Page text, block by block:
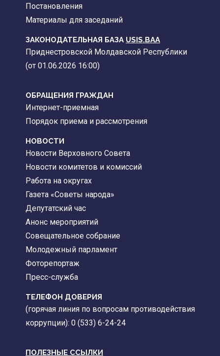
Постановления
Материалы для заседаний
ЗАКОНОДАТЕЛЬНАЯ БАЗА USIS.BAA
Приднестровской Молдавской Республики
(от 01.06.2026 16:00)
ОБРАЩЕНИЯ ГРАЖДАН
Интернет-приемная
Порядок приема и рассмотрения
НОВОСТИ
Новости Верховного Совета
Новости комитетов и комиссий
Работа на округах
Газета «Советы народа»
Депутатский час
Анонс мероприятий
Совещательное собрание
Молодежный парламент
Фоторепортаж
Пресс-служба
ТЕЛЕФОН ДОВЕРИЯ
(горячая линия по вопросам противодействия
коррупции): 0 (533) 6-24-24
ПОЛЕЗНЫЕ ССЫЛКИ